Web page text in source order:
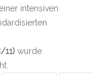
intensiven
11) wurde